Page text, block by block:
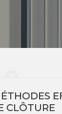
CLÔTURE